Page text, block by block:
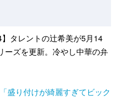
】タレントの辻希美が5月14
ーズを更新。冷やし中華の弁
盛り付けが綺麗すぎてビック